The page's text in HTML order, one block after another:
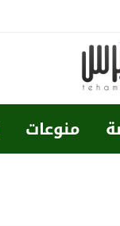
منوعات